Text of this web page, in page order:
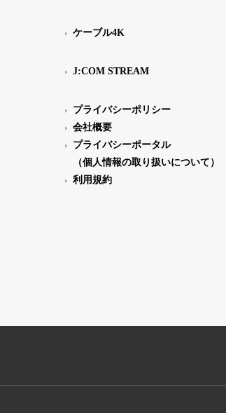
ケーブル4K
J:COM STREAM
プライバシーポリシー
会社概要
プライバシーポータル
（個人情報の取り扱いについて）
利用規約